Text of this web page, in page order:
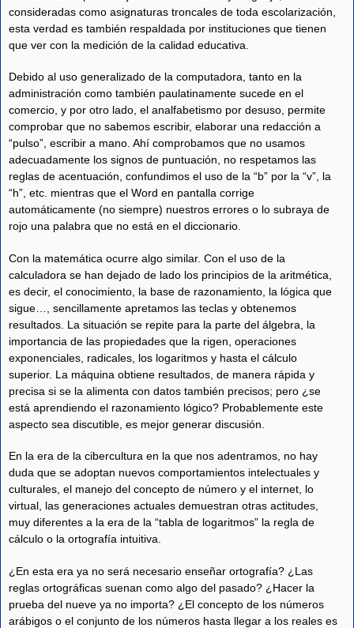
consideradas como asignaturas troncales de toda escolarización,
esta verdad es también respaldada por instituciones que tienen
que ver con la medición de la calidad educativa.
Debido al uso generalizado de la computadora, tanto en la
administración como también paulatinamente sucede en el
comercio, y por otro lado, el analfabetismo por desuso, permite
comprobar que no sabemos escribir, elaborar una redacción a
“pulso”, escribir a mano. Ahí comprobamos que no usamos
adecuadamente los signos de puntuación, no respetamos las
reglas de acentuación, confundimos el uso de la “b” por la “v”, la
“h”, etc. mientras que el Word en pantalla corrige
automáticamente (no siempre) nuestros errores o lo subraya de
rojo una palabra que no está en el diccionario.
Con la matemática ocurre algo similar. Con el uso de la
calculadora se han dejado de lado los principios de la aritmética,
es decir, el conocimiento, la base de razonamiento, la lógica que
sigue…, sencillamente apretamos las teclas y obtenemos
resultados. La situación se repite para la parte del álgebra, la
importancia de las propiedades que la rigen, operaciones
exponenciales, radicales, los logaritmos y hasta el cálculo
superior. La máquina obtiene resultados, de manera rápida y
precisa si se la alimenta con datos también precisos; pero ¿se
está aprendiendo el razonamiento lógico? Probablemente este
aspecto sea discutible, es mejor generar discusión.
En la era de la cibercultura en la que nos adentramos, no hay
duda que se adoptan nuevos comportamientos intelectuales y
culturales, el manejo del concepto de número y el internet, lo
virtual, las generaciones actuales demuestran otras actitudes,
muy diferentes a la era de la “tabla de logaritmos” la regla de
cálculo o la ortografía intuitiva.
¿En esta era ya no será necesario enseñar ortografía? ¿Las
reglas ortográficas suenan como algo del pasado? ¿Hacer la
prueba del nueve ya no importa? ¿El concepto de los números
arábigos o el conjunto de los números hasta llegar a los reales es